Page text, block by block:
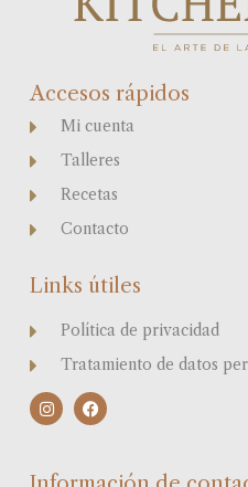
Accesos rápidos
Mi cuenta
Talleres
Recetas
Contacto
Links útiles
Política de privacidad
Tratamiento de datos
I
n
g
F
a
o